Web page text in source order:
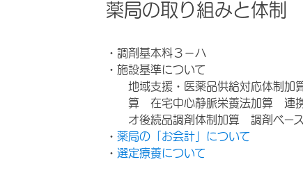
薬局の取り組みと体制
・調剤基本料３－ハ
・施設基準について
地域支援・医薬品供給対応体制
算 在宅中心静脈栄養法加算 連
オ後続品調剤体制加算 調剤ベー
・ 薬局の「お会計」について
・ 選定療養について